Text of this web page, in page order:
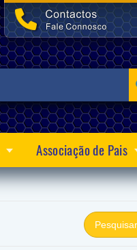
Associação de Pais